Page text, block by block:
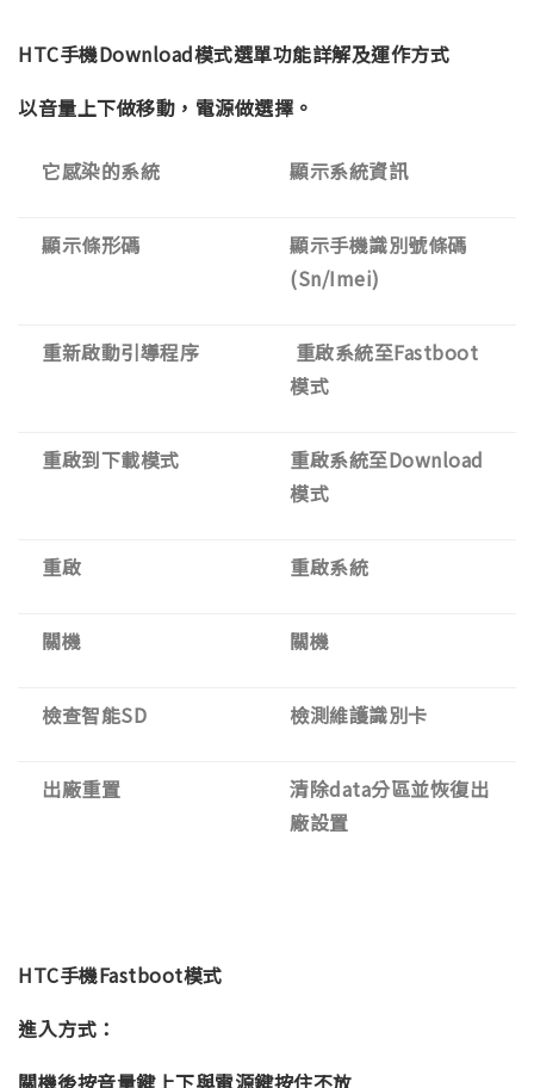
HTC手機Download模式選單功能詳解及運作方式
以音量上下做移動，電源做選擇。
它感染的系統 顯示系統資訊
顯示條形碼
顯示手機識別號條碼
(Sn/Imei)
重新啟動引導程序
重啟系統至Fastboot
模式
重啟到下載模式
重啟系統至Download
模式
重啟 重啟系統
關機 關機
檢查智能SD 檢測維護識別卡
出廠重置
清除data分區並恢復出
廠設置
HTC手機Fastboot模式
進入方式：
關機後按音量鍵上下與電源鍵按住不放